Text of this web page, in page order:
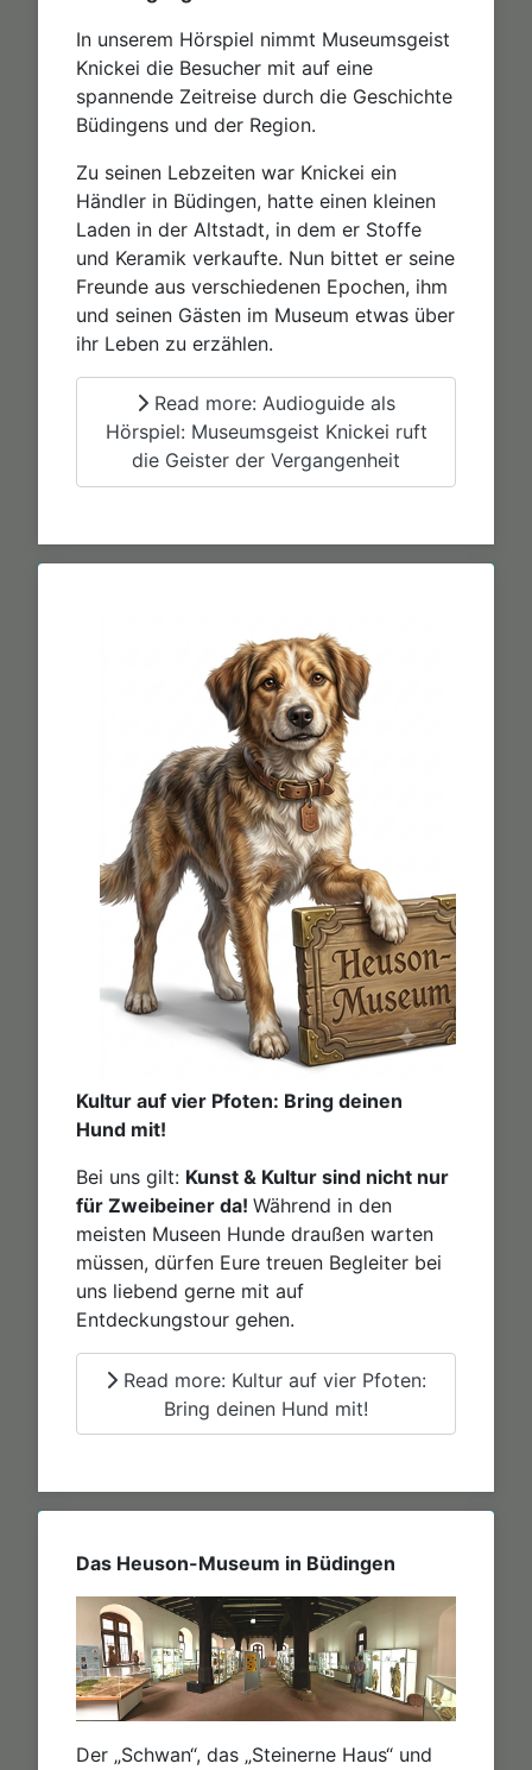
In unserem Hörspiel nimmt Museumsgeist
Knickei die Besucher mit auf eine
spannende Zeitreise durch die Geschichte
Büdingens und der Region.
Zu seinen Lebzeiten war Knickei ein
Händler in Büdingen, hatte einen kleinen
Laden in der Altstadt, in dem er Stoffe
und Keramik verkaufte. Nun bittet er seine
Freunde aus verschiedenen Epochen, ihm
und seinen Gästen im Museum etwas über
ihr Leben zu erzählen.
Read more: Audioguide als
Hörspiel: Museumsgeist Knickei ruft
die Geister der Vergangenheit
Kultur auf vier Pfoten: Bring deinen
Hund mit!
Bei uns gilt: Kunst & Kultur sind nicht nur
für Zweibeiner da! Während in den
meisten Museen Hunde draußen warten
müssen, dürfen Eure treuen Begleiter bei
uns liebend gerne mit auf
Entdeckungstour gehen.
Read more: Kultur auf vier Pfoten:
Bring deinen Hund mit!
Das Heuson-Museum in Büdingen
Der „Schwan“, das „Steinerne Haus“ und